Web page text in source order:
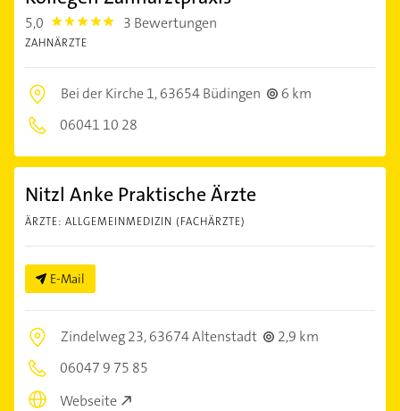
5,0 5.0 3 Bewertungen
ZAHNÄRZTE
Bei der Kirche 1,63654 Büdingen
6 km
06041 10 28
Nitzl Anke Praktische Ärzte
ÄRZTE: ALLGEMEINMEDIZIN (FACHÄRZTE)
E-Mail
Zindelweg 23,63674 Altenstadt
2,9 km
06047 9 75 85
Webseite